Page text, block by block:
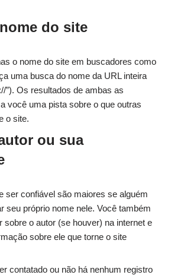
do site
o nome do site em buscadores como
uma busca do nome da URL inteira
”). Os resultados de ambas as
você uma pista sobre o que outras
o site.
ou sua
ser confiável são maiores se alguém
seu próprio nome nele. Você também
sobre o autor (se houver) na internet e
sobre ele que torne o site
contatado ou não há nenhum registro